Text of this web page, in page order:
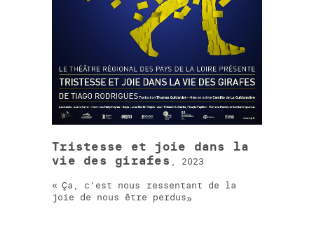
Tristesse et joie dans la
vie des girafes
, 2023
Ça, c'est nous ressentant de la
joie de nous être perdus